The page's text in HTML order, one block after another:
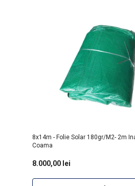
8x14m - Folie Solar 180gr/m2- 2m
Coama
8.000,00 lei